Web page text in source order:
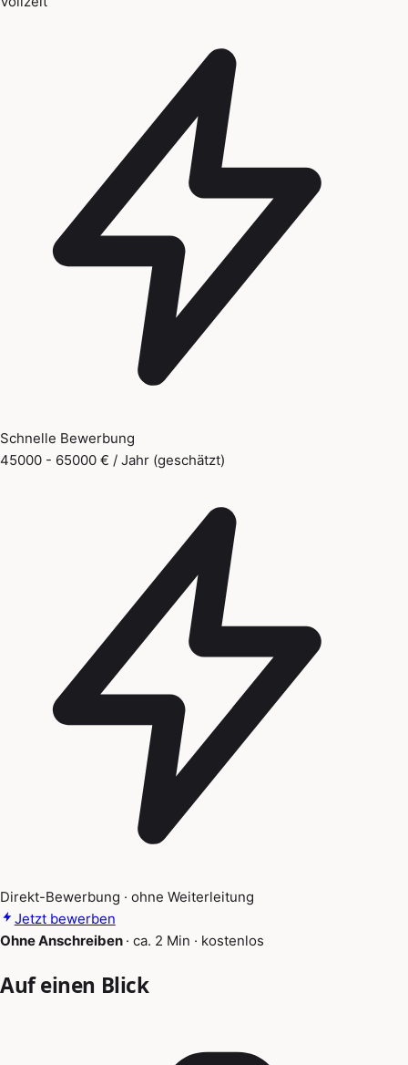
Schnelle Bewerbung
45000 - 65000 € / Jahr (geschätzt)
Direkt-Bewerbung · ohne Weiterleitung
Jetzt bewerben
Ohne Anschreiben · ca. 2 Min · kostenlos
Auf einen Blick